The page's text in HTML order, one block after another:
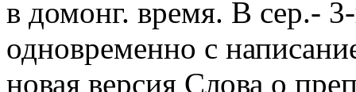
в домонг. время. В сер.-
одновременно с
новая версия Слова о